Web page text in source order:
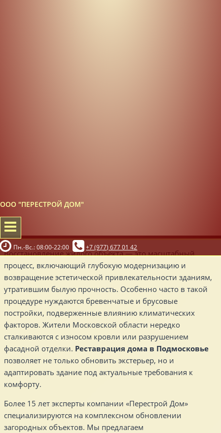
ООО "ПЕРЕСТРОЙ ДОМ"
Пн.-Вс.: 08:00-22:00 +7 (977) 677 01 42
Восстановление жилого объекта — это масштабный
процесс, включающий глубокую модернизацию и
возвращение эстетической привлекательности зданиям,
утратившим былую прочность. Особенно часто в такой
процедуре нуждаются бревенчатые и брусовые
постройки, подверженные влиянию климатических
факторов. Жители Московской области нередко
сталкиваются с износом кровли или разрушением
фасадной отделки. Реставрация дома в Подмосковье
позволяет не только обновить экстерьер, но и
адаптировать здание под актуальные требования к
комфорту.
Более 15 лет эксперты компании «Перестрой Дом»
специализируются на комплексном обновлении
загородных объектов. Мы предлагаем